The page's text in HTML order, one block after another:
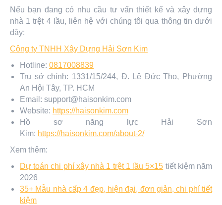
Nếu bạn đang có nhu cầu tư vấn thiết kế và xây dựng
nhà 1 trệt 4 lầu, liên hệ với chúng tôi qua thông tin dưới
đây:
Công ty TNHH Xây Dựng Hải Sơn Kim
Hotline: 0817008839
Trụ sở chính: 1331/15/244, Đ. Lê Đức Thọ, Phường
An Hội Tây, TP. HCM
Email: support@haisonkim.com
Website: https://haisonkim.com
Hồ sơ năng lực Hải Sơn
Kim: https://haisonkim.com/about-2/
Xem thêm:
Dự toán chi phí xây nhà 1 trệt 1 lầu 5×15 tiết kiệm năm
2026
35+ Mẫu nhà cấp 4 đẹp, hiện đại, đơn giản, chi phí tiết
kiệm